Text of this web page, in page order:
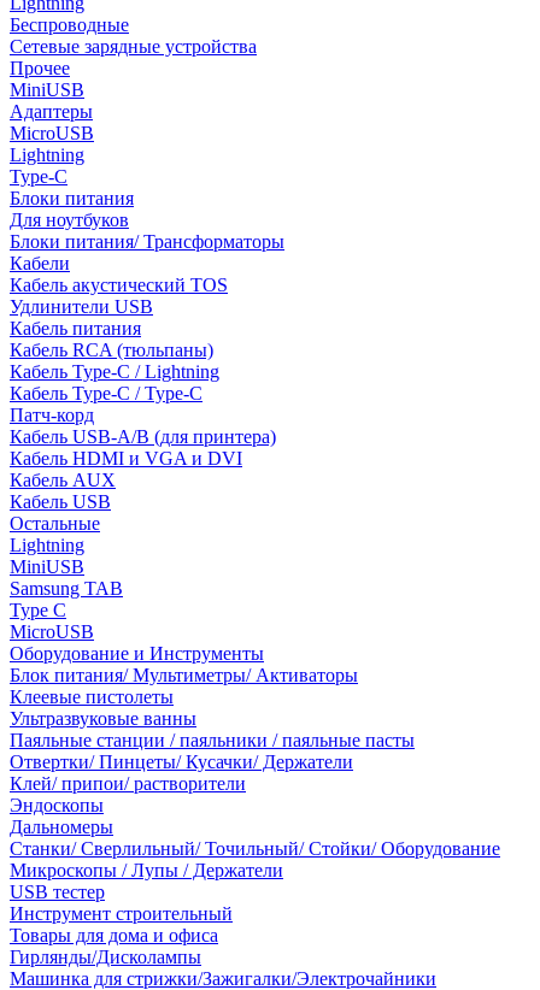
Беспроводные
Сетевые зарядные устройства
Прочее
MiniUSB
Адаптеры
MicroUSB
Lightning
Type-C
Блоки питания
Для ноутбуков
Блоки питания/ Трансформаторы
Кабели
Кабель акустический TOS
Удлинители USB
Кабель питания
Кабель RCA (тюльпаны)
Кабель Type-C / Lightning
Кабель Type-C / Type-C
Патч-корд
Кабель USB-A/B (для принтера)
Кабель HDMI и VGA и DVI
Кабель AUX
Кабель USB
Остальные
Lightning
MiniUSB
Samsung TAB
Type C
MicroUSB
Оборудование и Инструменты
Блок питания/ Мультиметры/ Активаторы
Клеевые пистолеты
Ультразвуковые ванны
Паяльные станции / паяльники / паяльные пасты
Отвертки/ Пинцеты/ Кусачки/ Держатели
Клей/ припои/ растворители
Эндоскопы
Дальномеры
Станки/ Сверлильный/ Точильный/ Стойки/ Оборудование
Микроскопы / Лупы / Держатели
USB тестер
Инструмент строительный
Товары для дома и офиса
Гирлянды/Дисколампы
Машинка для стрижки/Зажигалки/Электрочайники